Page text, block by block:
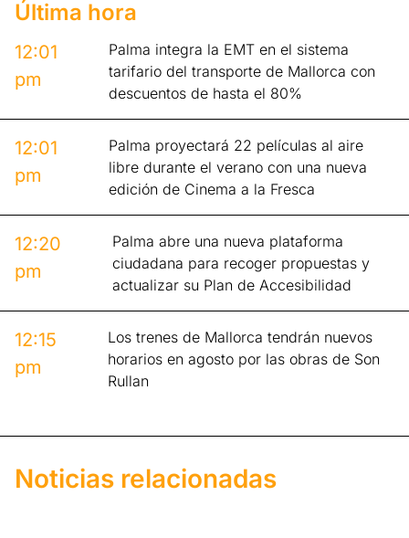
Última hora
12:01
pm
Palma integra la EMT en el sistema
tarifario del transporte de Mallorca con
descuentos de hasta el 80%
12:01
pm
Palma proyectará 22 películas al aire
libre durante el verano con una nueva
edición de Cinema a la Fresca
12:20
pm
Palma abre una nueva plataforma
ciudadana para recoger propuestas y
actualizar su Plan de Accesibilidad
12:15
pm
Los trenes de Mallorca tendrán nuevos
horarios en agosto por las obras de Son
Rullan
Noticias relacionadas